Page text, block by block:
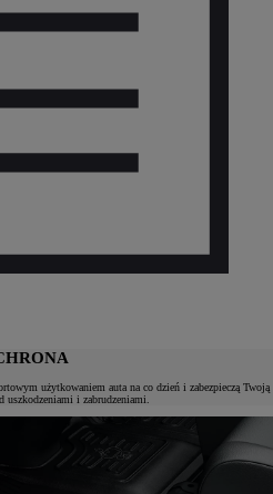
użytkowaniem auta na co dzień i zabezpieczą Twoją
uszkodzeniami i zabrudzeniami.